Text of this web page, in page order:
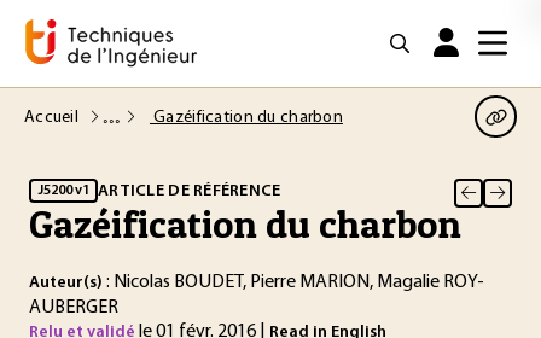
Accueil Gazéification du charbon
J5200 v1 ARTICLE DE RÉFÉRENCE
Gazéification du charbon
Auteur(s) : Nicolas BOUDET, Pierre MARION, Magalie ROY-
AUBERGER
Relu et validé le 01 févr. 2016 | Read in English